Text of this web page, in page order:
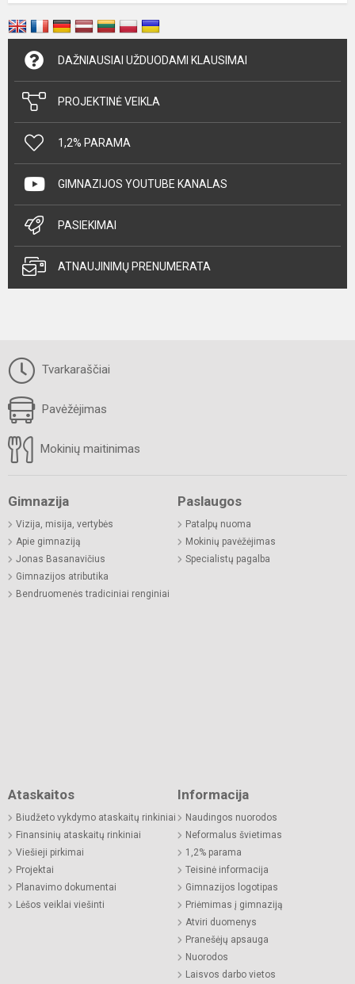
DAŽNIAUSIAI UŽDUODAMI KLAUSIMAI
PROJEKTINĖ VEIKLA
1,2% PARAMA
GIMNAZIJOS YOUTUBE KANALAS
PASIEKIMAI
ATNAUJINIMŲ PRENUMERATA
Tvarkaraščiai
Pavėžėjimas
Mokinių maitinimas
Gimnazija
Vizija, misija, vertybės
Apie gimnaziją
Jonas Basanavičius
Gimnazijos atributika
Bendruomenės tradiciniai renginiai
Paslaugos
Patalpų nuoma
Mokinių pavėžėjimas
Specialistų pagalba
Ataskaitos
Biudžeto vykdymo ataskaitų rinkiniai
Finansinių ataskaitų rinkiniai
Viešieji pirkimai
Projektai
Planavimo dokumentai
Lėšos veiklai viešinti
Informacija
Naudingos nuorodos
Neformalus švietimas
1,2% parama
Teisinė informacija
Gimnazijos logotipas
Priėmimas į gimnaziją
Atviri duomenys
Pranešėjų apsauga
Nuorodos
Laisvos darbo vietos